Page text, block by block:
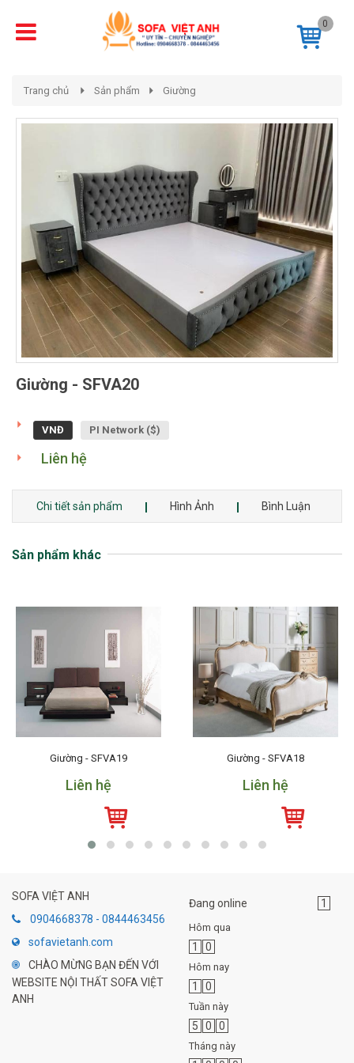
0
Trang chủ Sản phẩm Giường
Giường - SFVA20
VNĐ PI Network ($)
Liên hệ
Chi tiết sản phẩm Hình Ảnh Bình Luận
Sản phẩm khác
Giường - SFVA19
Liên hệ
Giường - SFVA18
Liên hệ
SOFA VIỆT ANH
0904668378 - 0844463456
sofavietanh.com
CHÀO MỪNG BẠN ĐẾN VỚI
WEBSITE NỘI THẤT SOFA VIỆT
ANH
Đang online 1
Hôm qua
1 0
Hôm nay
1 0
Tuần này
5 0 0
Tháng này